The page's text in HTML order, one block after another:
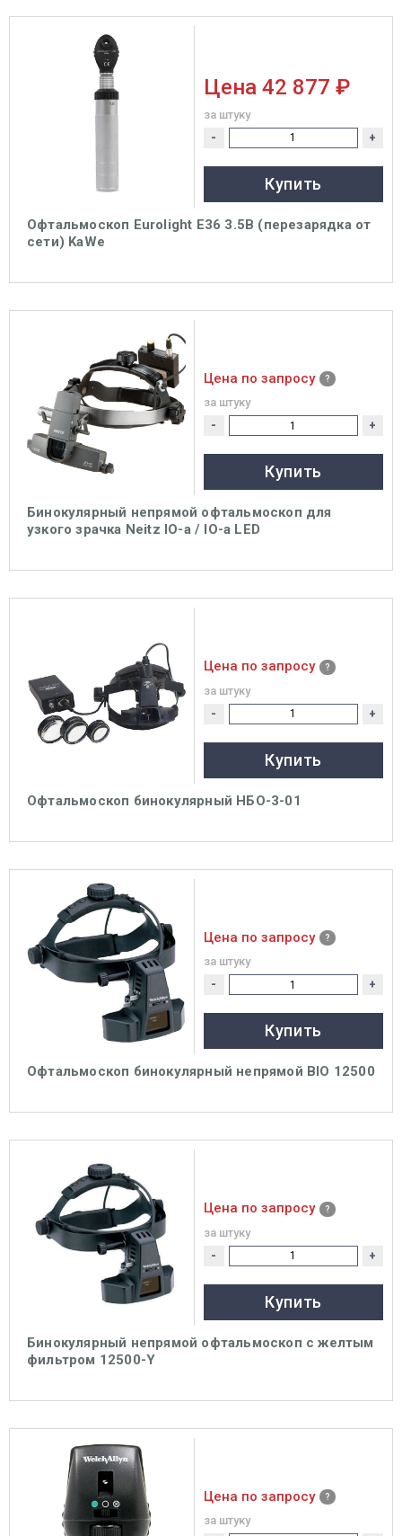
Офтальмоскоп Eurolight Е36 3.5В (перезарядка от
сети) KaWe
Цена 42 877 ₽
за штуку
- +
Купить
Бинокулярный непрямой офтальмоскоп для
узкого зрачка Neitz IO-a / IO-a LED
Цена по запросу
за штуку
- +
Купить
Офтальмоскоп бинокулярный НБО-3-01
Цена по запросу
за штуку
- +
Купить
Офтальмоскоп бинокулярный непрямой BIO 12500
Цена по запросу
за штуку
- +
Купить
Бинокулярный непрямой офтальмоскоп с желтым
фильтром 12500-Y
Цена по запросу
за штуку
- +
Купить
Цена по запросу
за штуку